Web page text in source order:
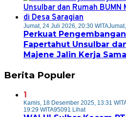
Jumat, 24 Juli 2026, 20:30 WITA
Perkuat
Fapertahut Unsulbar
Majene Jalin Kerja
Berita Populer
1
Kamis, 18 Desember 2025, 13:31
19:29 WITA95091 Lihat